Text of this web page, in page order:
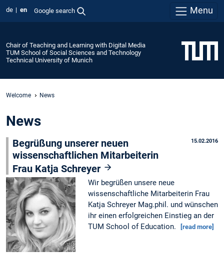
de en Google search Menu
Chair of Teaching and Learning with Digital Media
TUM School of Social Sciences and Technology
Technical University of Munich
Welcome News
News
15.02.2016
Begrüßung unserer neuen
wissenschaftlichen Mitarbeiterin
Frau Katja Schreyer
Wir begrüßen unsere neue
wissenschaftliche Mitarbeiterin Frau
Katja Schreyer Mag.phil. und wünschen
ihr einen erfolgreichen Einstieg an der
TUM School of Education.
[read more]